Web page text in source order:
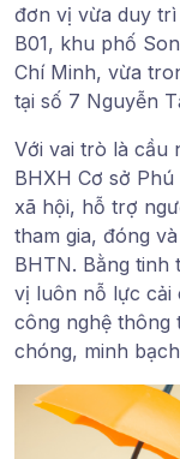
đơn vị vừa duy trì
B01, khu phố
Chí Minh, vừa
tại số 7 Nguyễn
Với vai trò là cầu
BHXH Cơ sở
xã hội, hỗ trợ
tham gia, đóng
BHTN. Bằng tinh
vị luôn nỗ lực cải
công nghệ thông
chóng, minh